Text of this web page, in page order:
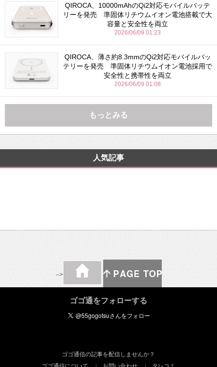
QIROCA、10000mAhのQi2対応モバイルバッテ
リーを発売 準固体リチウムイオン電池搭載で大
容量と安全性を両立
2026/06/09 01:23
QIROCA、薄さ約8.3mmのQi2対応モバイルバッ
テリーを発売 準固体リチウムイオン電池採用で
安全性と携帯性を両立
2026/06/09 01:08
もっとみる
人気記事
-->
ゴゴ通をフォローする
ゴゴ通信の記事を配信しませんか？